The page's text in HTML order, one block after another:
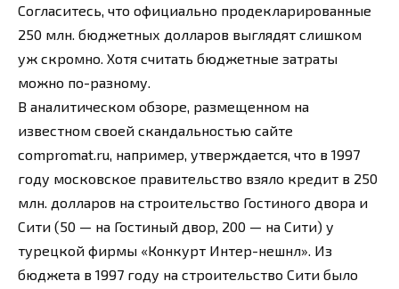
Согласитесь, что официально продекларированные
250 млн. бюджетных долларов выглядят слишком
уж скромно. Хотя считать бюджетные затраты
можно по-разному.
В аналитическом обзоре, размещенном на
известном своей скандальностью сайте
соmpromat.ru, например, утверждается, что в 1997
году московское правительство взяло кредит в 250
млн. долларов на строительство Гостиного двора и
Сити (50 — на Гостиный двор, 200 — на Сити) у
турецкой фирмы «Конкурт Интер-нешнл». Из
бюджета в 1997 году на строительство Сити было